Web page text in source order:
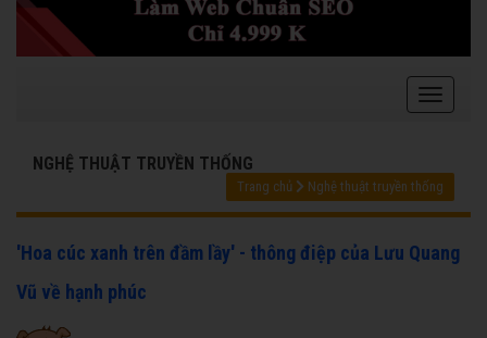
NGHỆ THUẬT TRUYỀN THỐNG
Trang chủ Nghệ thuật truyền thống
'Hoa cúc xanh trên đầm lầy' - thông điệp của Lưu Quang
Vũ về hạnh phúc